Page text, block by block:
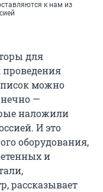
к нам из
для
можно
—
наложили
И это
оборудования,
и
рассказывает